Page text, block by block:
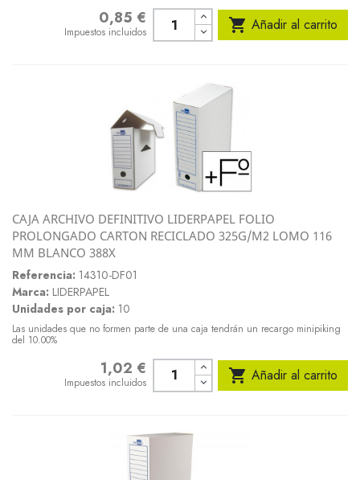
0,85 €
Impuestos incluidos  Añadir al carrito
CAJA ARCHIVO DEFINITIVO LIDERPAPEL FOLIO
PROLONGADO CARTON RECICLADO 325G/M2 LOMO 116
MM BLANCO 388X
Referencia: 14310-DF01
Marca: LIDERPAPEL
Unidades por caja: 10
Las unidades que no formen parte de una caja tendrán un recargo minipiking
del 10.00%
1,02 €
Impuestos incluidos  Añadir al carrito